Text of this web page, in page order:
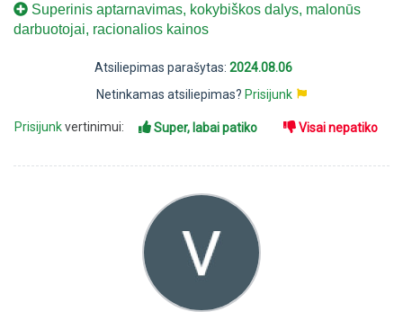
Superinis aptarnavimas, kokybiškos dalys, malonūs
darbuotojai, racionalios kainos
Atsiliepimas parašytas: 2024.08.06
Netinkamas atsiliepimas? Prisijunk
Prisijunkvertinimui: Super, labai patiko Visai nepatiko